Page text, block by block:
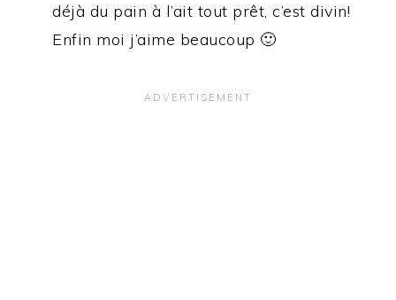
déjà du pain à l’ait tout prêt, c’est divin!
Enfin moi j’aime beaucoup 🙂